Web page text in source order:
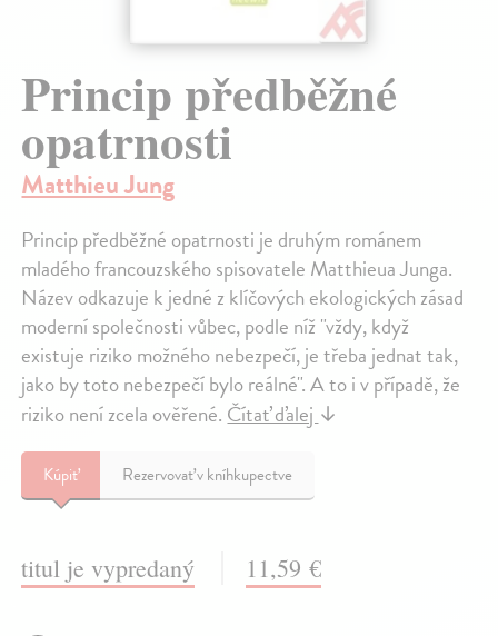
Princip předběžné
opatrnosti
Matthieu Jung
Princip předběžné opatrnosti je druhým románem
mladého francouzského spisovatele Matthieua Junga.
Název odkazuje k jedné z klíčových ekologických zásad
moderní společnosti vůbec, podle níž "vždy, když
existuje riziko možného nebezpečí, je třeba jednat tak,
jako by toto nebezpečí bylo reálné". A to i v případě, že
riziko není zcela ověřené. Čítať ďalej ↓
Kúpiť Rezervovať v kníhkupectve
titul je vypredaný 11,59 €